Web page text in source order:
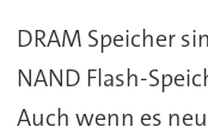
DRAM Speicher
NAND Flash-
Auch wenn es